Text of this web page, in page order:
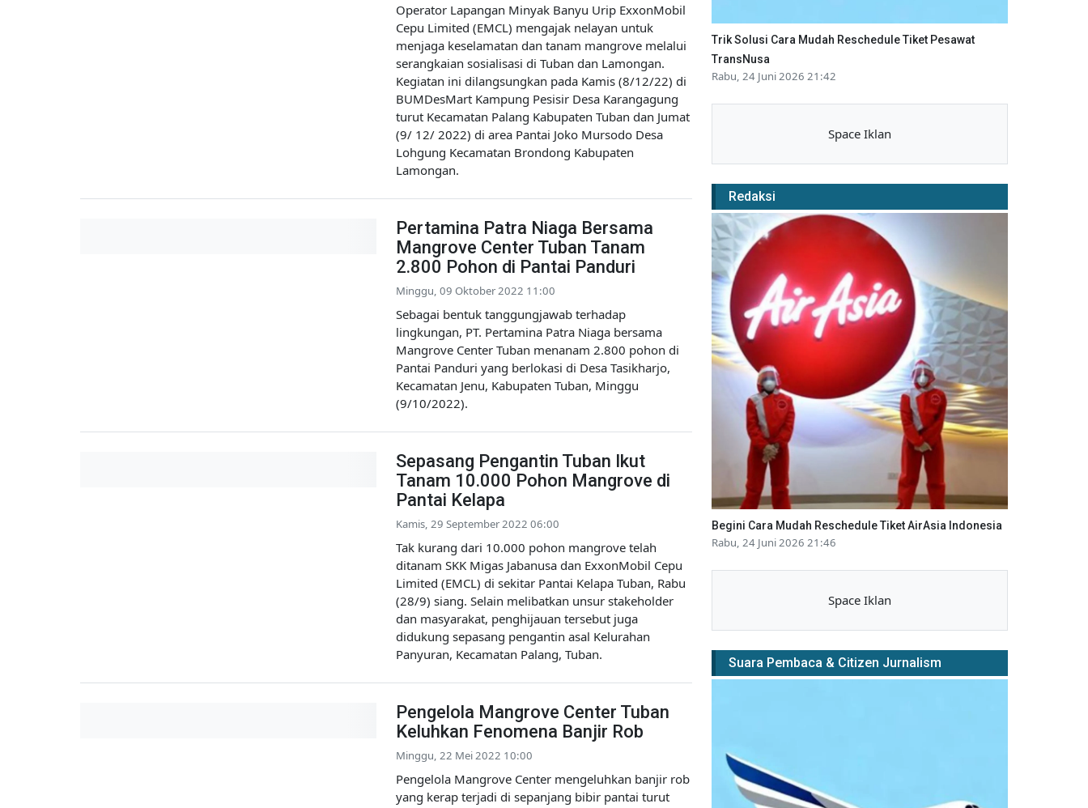
Operator Lapangan Minyak Banyu Urip ExxonMobil
Cepu Limited (EMCL) mengajak nelayan untuk
menjaga keselamatan dan tanam mangrove melalui
serangkaian sosialisasi di Tuban dan Lamongan.
Kegiatan ini dilangsungkan pada Kamis (8/12/22) di
BUMDesMart Kampung Pesisir Desa Karangagung
turut Kecamatan Palang Kabupaten Tuban dan Jumat
(9/ 12/ 2022) di area Pantai Joko Mursodo Desa
Lohgung Kecamatan Brondong Kabupaten
Lamongan.
Pertamina Patra Niaga Bersama
Mangrove Center Tuban Tanam
2.800 Pohon di Pantai Panduri
Minggu, 09 Oktober 2022 11:00
Sebagai bentuk tanggungjawab terhadap
lingkungan, PT. Pertamina Patra Niaga bersama
Mangrove Center Tuban menanam 2.800 pohon di
Pantai Panduri yang berlokasi di Desa Tasikharjo,
Kecamatan Jenu, Kabupaten Tuban, Minggu
(9/10/2022).
Sepasang Pengantin Tuban Ikut
Tanam 10.000 Pohon Mangrove di
Pantai Kelapa
Kamis, 29 September 2022 06:00
Tak kurang dari 10.000 pohon mangrove telah
ditanam SKK Migas Jabanusa dan ExxonMobil Cepu
Limited (EMCL) di sekitar Pantai Kelapa Tuban, Rabu
(28/9) siang. Selain melibatkan unsur stakeholder
dan masyarakat, penghijauan tersebut juga
didukung sepasang pengantin asal Kelurahan
Panyuran, Kecamatan Palang, Tuban.
Pengelola Mangrove Center Tuban
Keluhkan Fenomena Banjir Rob
Minggu, 22 Mei 2022 10:00
Pengelola Mangrove Center mengeluhkan banjir rob
yang kerap terjadi di sepanjang bibir pantai turut
Trik Solusi Cara Mudah Reschedule Tiket Pesawat
TransNusa
Rabu, 24 Juni 2026 21:42
Space Iklan
Redaksi
Begini Cara Mudah Reschedule Tiket AirAsia Indonesia
Rabu, 24 Juni 2026 21:46
Space Iklan
Suara Pembaca & Citizen Jurnalism